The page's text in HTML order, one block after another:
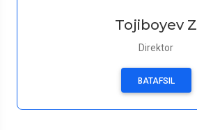
Tojiboyev Z
Direktor
BATAFSIL